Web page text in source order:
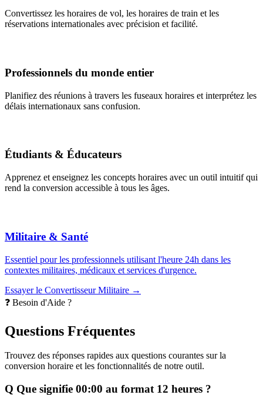
Convertissez les horaires de vol, les horaires de train et les
réservations internationales avec précision et facilité.
Professionnels du monde entier
Planifiez des réunions à travers les fuseaux horaires et interprétez les
délais internationaux sans confusion.
Étudiants & Éducateurs
Apprenez et enseignez les concepts horaires avec un outil intuitif qui
rend la conversion accessible à tous les âges.
Militaire & Santé
Essentiel pour les professionnels utilisant l'heure 24h dans les
contextes militaires, médicaux et services d'urgence.
Essayer le Convertisseur Militaire →
❓ Besoin d'Aide ?
Questions Fréquentes
Trouvez des réponses rapides aux questions courantes sur la
conversion horaire et les fonctionnalités de notre outil.
Q Que signifie 00:00 au format 12 heures ?